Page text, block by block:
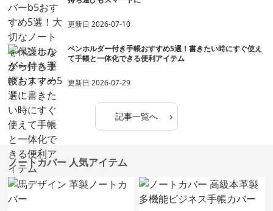
更新日2026-07-10
ペンホルダー付き手帳おすすめ5選！書きたい時にすぐ使え
て手帳と一体化できる便利アイテム
更新日2026-07-29
記事一覧へ ›
ノートカバー 人気アイテム